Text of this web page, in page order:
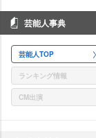
芸能人事典
芸能人TOP
ランキング情報
CM出演